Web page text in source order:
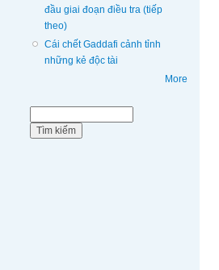
đầu giai đoạn điều tra (tiếp
theo)
Cái chết Gaddafi cảnh tỉnh
những kẻ độc tài
More